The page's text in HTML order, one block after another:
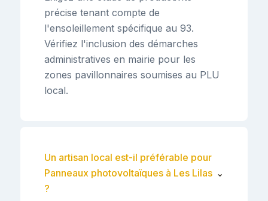
précise tenant compte de
l'ensoleillement spécifique au 93.
Vérifiez l'inclusion des démarches
administratives en mairie pour les
zones pavillonnaires soumises au PLU
local.
Un artisan local est-il préférable pour
Panneaux photovoltaïques à Les Lilas
?
⌄